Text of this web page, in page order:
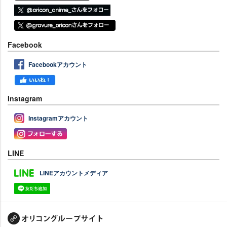
Facebook
Facebookアカウント
Instagram
Instagramアカウント
LINE
LINEアカウントメディア